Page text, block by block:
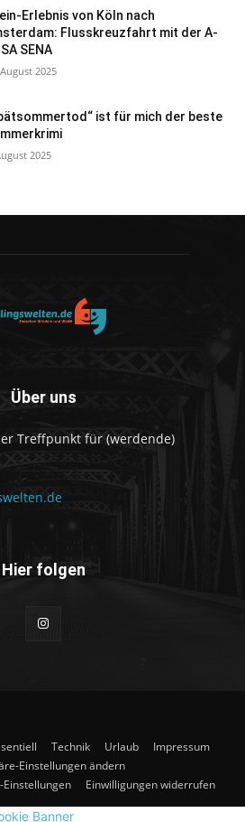
Erlebnis von Köln nach
Flusskreuzfahrt mit der A-
SENA
2025
ist für mich der beste
2025
Über uns
Treffpunkt für (werdende)
Hier folgen
Technik Urlaub
Impressum
Einstellungen ändern
Einwilligungen widerrufen
Banner